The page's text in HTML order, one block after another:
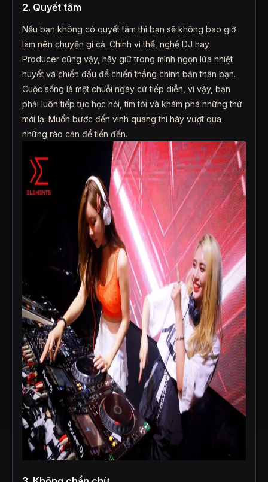
2. Quyết tâm
Nếu bạn không có quyết tâm thì bạn sẽ không bao giờ
làm nên chuyện gì cả. Chính vì thế, nghề DJ hay
Producer cũng vậy, hãy giữ trong mình ngọn lửa nhiệt
huyết và chiến đấu để chiến thắng chính bản thân bạn.
Cuộc sống là một chuỗi ngày cứ tiếp diễn, vì vậy, bạn
phải luôn tiếp tục học hỏi, tìm tòi và khám phá những thứ
mới lạ. Muốn bước đến vinh quang thì hãy vượt qua
những rào cản để tiến đến.